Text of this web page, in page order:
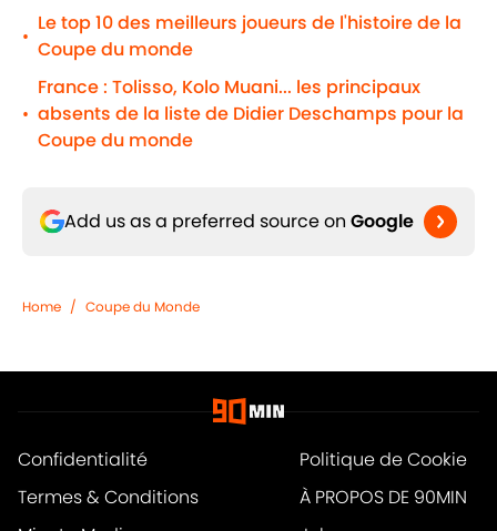
•
Le top 10 des meilleurs joueurs de l'histoire de la
Coupe du monde
•
France : Tolisso, Kolo Muani... les principaux
absents de la liste de Didier Deschamps pour la
Coupe du monde
Add us as a preferred source on Google
Home / Coupe du Monde
Confidentialité
Politique de Cookie
Termes & Conditions
À PROPOS DE 90MIN